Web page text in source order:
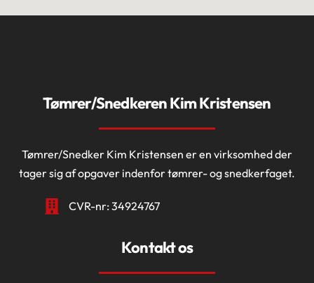
Tømrer/Snedkeren Kim Kristensen
Tømrer/Snedker Kim Kristensen er en virksomhed der
tager sig af opgaver indenfor tømrer- og snedkerfaget.
CVR-nr: 34924767
Kontakt os